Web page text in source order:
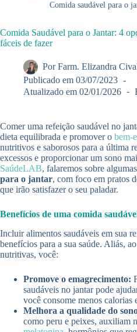
Comida saudável para o
Comida Saudável para o Jantar: 4
fáceis de fazer
Por Farm. Elizandra
Publicado em 03/07/2023
Atualizado em 02/01/2026
Comer uma refeição saudável no
dieta equilibrada e promover o bem-
nutritivos e saborosos para a última
excessos e proporcionar um sono
SaúdeLAB, falaremos sobre
para o jantar, com foco em pratos
que irão satisfazer o seu paladar.
Benefícios de uma comida
Incluir alimentos saudáveis em sua
benefícios para a sua saúde. Aliás,
nutritivas, você:
Promove o emagrecimento:
saudáveis no jantar pode
você consome menos calorias
Melhora a qualidade do
como peru e peixes, auxiliam